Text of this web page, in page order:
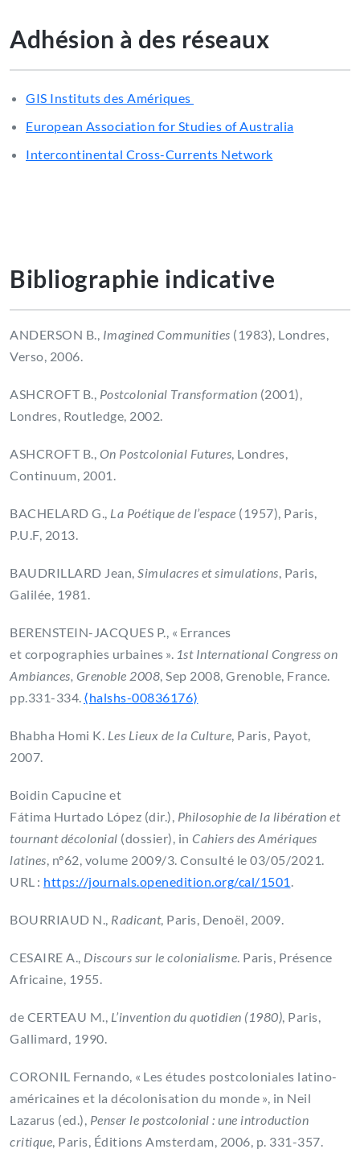
Adhésion à des réseaux
GIS Instituts des Amériques
European Association for Studies of Australia
Intercontinental Cross-Currents Network
Bibliographie indicative
ANDERSON B., Imagined Communities (1983), Londres,
Verso, 2006.
ASHCROFT B., Postcolonial Transformation (2001),
Londres, Routledge, 2002.
ASHCROFT B., On Postcolonial Futures, Londres,
Continuum, 2001.
BACHELARD G., La Poétique de l’espace (1957), Paris,
P.U.F, 2013.
BAUDRILLARD Jean, Simulacres et simulations, Paris,
Galilée, 1981.
BERENSTEIN-JACQUES P., « Errances
et corpographies urbaines ». 1st International Congress on
Ambiances, Grenoble 2008, Sep 2008, Grenoble, France.
pp.331-334. ⟨halshs-00836176⟩
Bhabha Homi K. Les Lieux de la Culture, Paris, Payot,
2007.
Boidin Capucine et
Fátima Hurtado López (dir.), Philosophie de la libération et
tournant décolonial (dossier), in Cahiers des Amériques
latines, n°62, volume 2009/3. Consulté le 03/05/2021.
URL : https://journals.openedition.org/cal/1501 .
BOURRIAUD N., Radicant, Paris, Denoël, 2009.
CESAIRE A., Discours sur le colonialisme. Paris, Présence
Africaine, 1955.
de CERTEAU M., L’invention du quotidien (1980), Paris,
Gallimard, 1990.
CORONIL Fernando, « Les études postcoloniales latino-
américaines et la décolonisation du monde », in Neil
Lazarus (ed.), Penser le postcolonial : une introduction
critique, Paris, Éditions Amsterdam, 2006, p. 331-357.